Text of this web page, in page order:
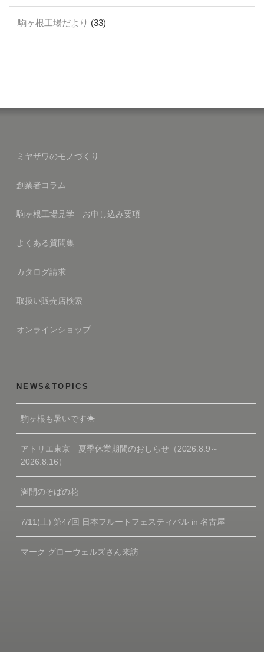
駒ヶ根工場だより (33)
ミヤザワのモノづくり
創業者コラム
駒ヶ根工場見学 お申し込み要項
よくある質問集
カタログ請求
取扱い販売店検索
オンラインショップ
NEWS&TOPICS
駒ヶ根も暑いです☀
アトリエ東京 夏季休業期間のおしらせ（2026.8.9～
2026.8.16）
満開のそばの花
7/11(土) 第47回 日本フルートフェスティバル in 名古屋
マーク グローウェルズさん来訪